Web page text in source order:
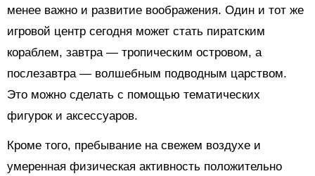
менее важно и развитие воображения. Один и тот же
игровой центр сегодня может стать пиратским
кораблем, завтра — тропическим островом, а
послезавтра — волшебным подводным царством.
Это можно сделать с помощью тематических
фигурок и аксессуаров.
Кроме того, пребывание на свежем воздухе и
умеренная физическая активность положительно